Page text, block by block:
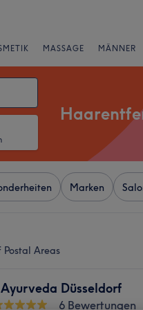
MASSAGE MÄNNER
Marken
Areas
Düsseldorf
6 Bewertungen